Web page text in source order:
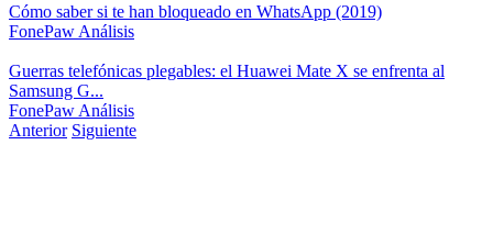
Cómo saber si te han bloqueado en WhatsApp (2019)
FonePaw Análisis
Guerras telefónicas plegables: el Huawei Mate X se enfrenta al
Samsung G...
FonePaw Análisis
Anterior Siguiente